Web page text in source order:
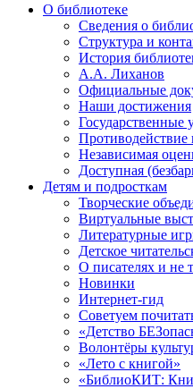
О библиотеке
Сведения о
Структура и
История
А.А. Лиханов
Официальные
Наши достижения
Государственные
Противодействие
Независимая
Доступная
Детям и подросткам
Творческие
Виртуальные
Литературные
Детское
О писателях и не
Новинки
Интернет-гид
Советуем
«Детство
Волонтёры
«Лето с книгой»
«БиблиоКИТ: